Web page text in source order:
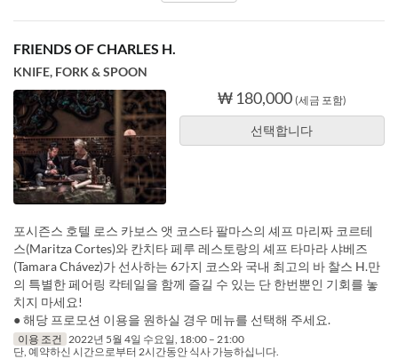
FRIENDS OF CHARLES H.
KNIFE, FORK & SPOON
₩ 180,000 (세금 포함)
선택합니다
포시즌스 호텔 로스 카보스 앳 코스타 팔마스의 셰프 마리짜 코르테
스(Maritza Cortes)와 칸치타 페루 레스토랑의 셰프 타마라 샤베즈
(Tamara Chávez)가 선사하는 6가지 코스와 국내 최고의 바 찰스 H.만
의 특별한 페어링 칵테일을 함께 즐길 수 있는 단 한번뿐인 기회를 놓
치지 마세요!
● 해당 프로모션 이용을 원하실 경우 메뉴를 선택해 주세요.
이용 조건
2022년 5월 4일 수요일, 18:00 – 21:00
단, 예약하신 시간으로부터 2시간동안 식사 가능하십니다.